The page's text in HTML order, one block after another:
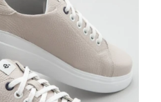
ELITE
i fartuchy